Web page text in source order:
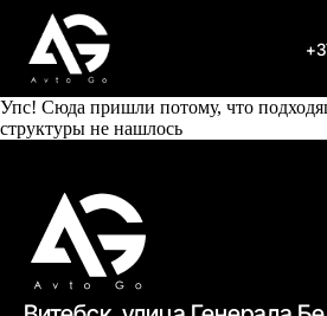
Упс! Сюда пришли потому, что
структуры не нашлось